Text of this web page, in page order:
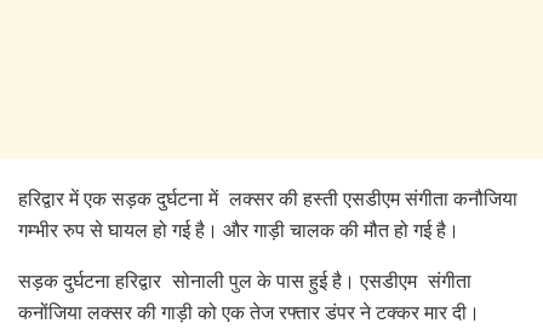
हरिद्वार में एक सड़क दुर्घटना में लक्सर की हस्ती एसडीएम संगीता कनौजिया
गम्भीर रुप से घायल हो गई है। और गाड़ी चालक की मौत हो गई है।
सड़क दुर्घटना हरिद्वार सोनाली पुल के पास हुई है। एसडीएम संगीता
कनोंजिया लक्सर की गाड़ी को एक तेज रफ्तार डंपर ने टक्कर मार दी।